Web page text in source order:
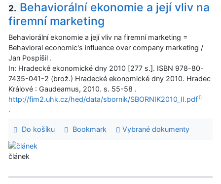
2. Behaviorální ekonomie a její vliv na
firemní marketing
Behaviorální ekonomie a její vliv na firemní marketing =
Behavioral economic's influence over company marketing /
Jan Pospíšil .
In: Hradecké ekonomické dny 2010 [277 s.]. ISBN 978-80-
7435-041-2 (brož.) Hradecké ekonomické dny 2010. Hradec
Králové : Gaudeamus, 2010. s. 55-58 .
http://fim2.uhk.cz/hed/data/sbornik/SBORNIK2010_II.pdf
.
Do košíku Bookmark Vybrané dokumenty
článek